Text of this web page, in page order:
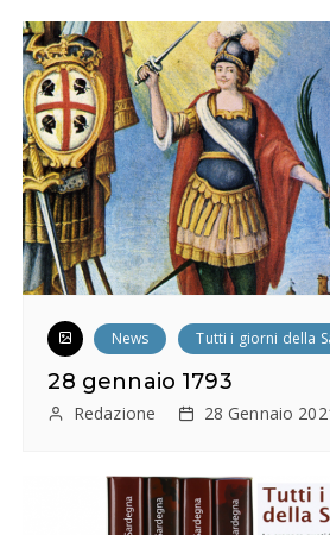
r
t
i
c
o
l
News Tutti i giorni della
28 gennaio 1793
Redazione 28 Gennaio